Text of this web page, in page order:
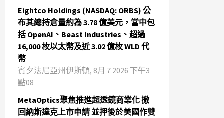
Eightco Holdings (NASDAQ: ORBS) 公
布其總持倉量約為 3.78 億美元，當中包
括 OpenAI、Beast Industries、超過
16,000 枚以太幣及近 3.02 億枚 WLD 代
幣
賓夕法尼亞州伊斯頓, 8月 7 2026 下午3
點08
MetaOptics聚焦推進超透鏡商業化 撤
回納斯達克上市申請 並押後於美國作雙